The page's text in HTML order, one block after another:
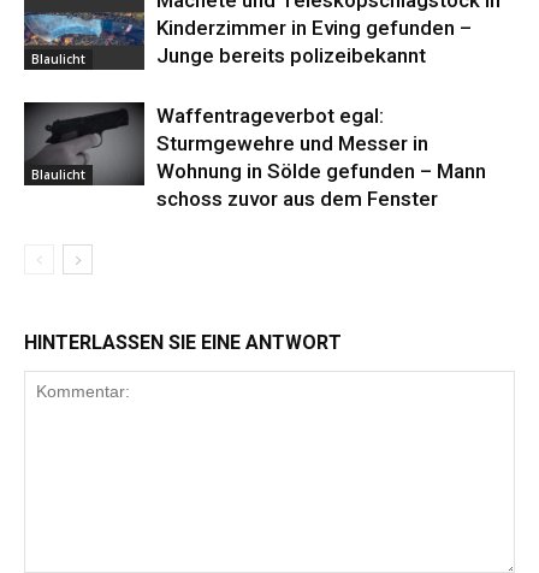
Blaulicht
Kinderzimmer in Eving gefunden –
Junge bereits polizeibekannt
Blaulicht
Waffentrageverbot egal:
Sturmgewehre und Messer in
Wohnung in Sölde gefunden – Mann
schoss zuvor aus dem Fenster
HINTERLASSEN SIE EINE ANTWORT